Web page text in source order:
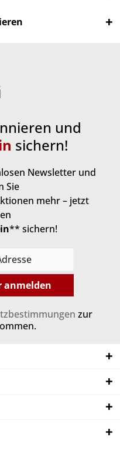
und
sichern!
Newsletter und
Sie
mehr – jetzt
** sichern!
anmelden
zur